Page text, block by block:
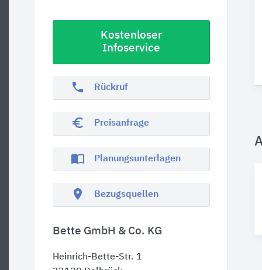
Kostenloser
Infoservice
phone Rückruf
euro_symbol Preisanfrage
import_contacts Planungsunterlagen
location_on Bezugsquellen
Bette GmbH & Co. KG
Heinrich-Bette-Str. 1